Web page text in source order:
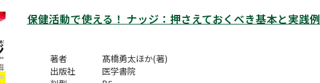
保健活動で使える！ ナッジ：押さえておくべき基本と実践例
著者
髙橋勇太ほか(著)
出版社
医学書院